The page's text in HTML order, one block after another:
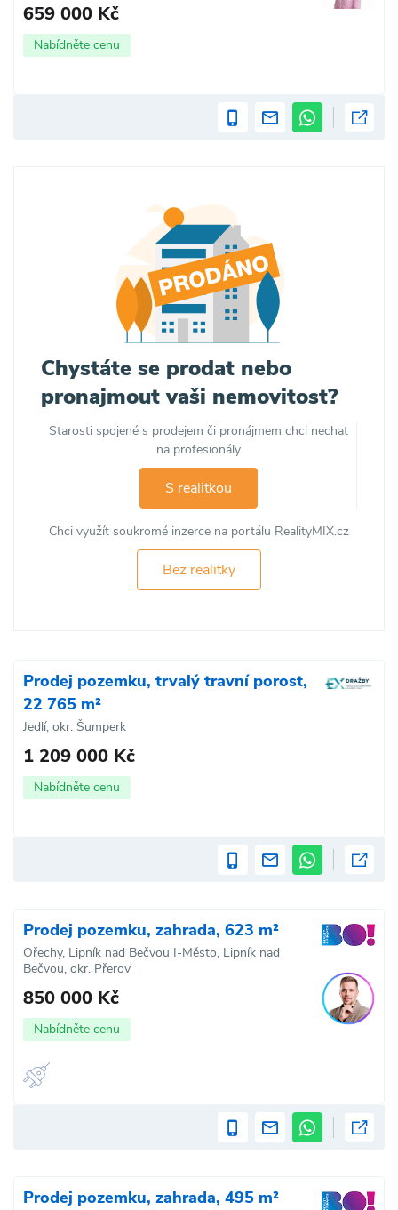
659 000 Kč
Nabídněte cenu
Chystáte se prodat nebo
pronajmout vaši nemovitost?
Starosti spojené s prodejem či pronájmem chci nechat
na profesionály
S realitkou
Chci využít soukromé inzerce na portálu RealityMIX.cz
Bez realitky
Prodej pozemku, trvalý travní porost,
22 765 m²
Jedlí, okr. Šumperk
1 209 000 Kč
Nabídněte cenu
Prodej pozemku, zahrada, 623 m²
Ořechy, Lipník nad Bečvou I-Město, Lipník nad
Bečvou, okr. Přerov
850 000 Kč
Nabídněte cenu
Prodej pozemku, zahrada, 495 m²